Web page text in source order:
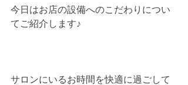
今日はお店の設備へのこだわりについ
てご紹介します♪
サロンにいるお時間を快適に過ごして